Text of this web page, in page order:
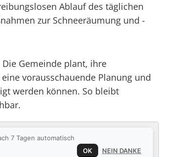
Ablauf des täglichen
zur Schneeräumung und -
Gemeinde plant, ihre
vorausschauende Planung und
werden können. So bleibt
7 Tagen automatisch
OK NEIN DANKE